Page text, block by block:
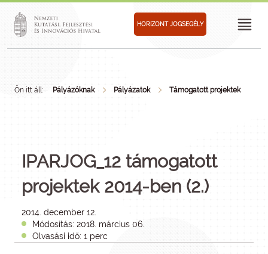
HORIZONT JOGSEGÉLY
Ön itt áll: Pályázóknak Pályázatok Támogatott projektek
IPARJOG_12 támogatott
projektek 2014-ben (2.)
2014. december 12.
Módosítás: 2018. március 06.
Olvasási idő: 1 perc